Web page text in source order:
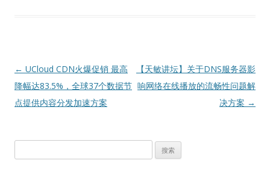
文
章
导
← UCloud CDN火爆促销 最高
降幅达83.5%，全球37个数据节
点提供内容分发加速方案
【天敏讲坛】关于DNS服务器影
响网络在线播放的流畅性问题解
决方案 →
索：